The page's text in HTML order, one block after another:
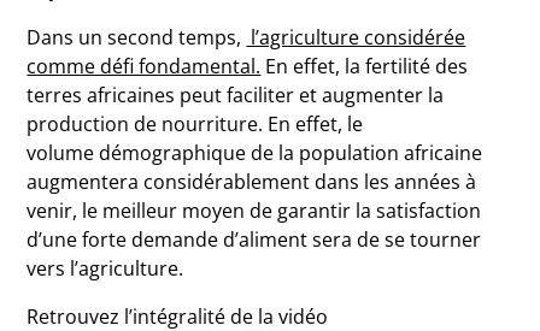
Dans un second temps, l’agriculture considérée
comme défi fondamental. En effet, la fertilité des
terres africaines peut faciliter et augmenter la
production de nourriture. En effet, le
volume démographique de la population africaine
augmentera considérablement dans les années à
venir, le meilleur moyen de garantir la satisfaction
d’une forte demande d’aliment sera de se tourner
vers l’agriculture.
Retrouvez l’intégralité de la vidéo